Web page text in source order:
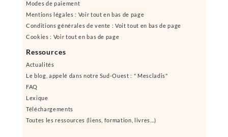
Modes de paiement
Mentions légales : Voir tout en bas de page
Conditions générales de vente : Voit tout en bas de page
Cookies : Voir tout en bas de page
Ressources
Actualités
Le blog, appelé dans notre Sud-Ouest : " Mescladis"
FAQ
Lexique
Téléchargements
Toutes les ressources (liens, formation, livres...)